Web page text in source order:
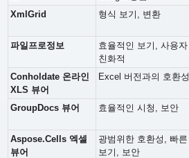
XmlGrid
형식 보기, 변환
파일프로정보
효율적인 보기, 사용자
친화적
Conholdate 온라인
XLS 뷰어
Excel 버전과의 호환성
GroupDocs 뷰어
효율적인 시청, 보안
Aspose.Cells 엑셀
뷰어
광범위한 호환성, 빠른
보기, 보안